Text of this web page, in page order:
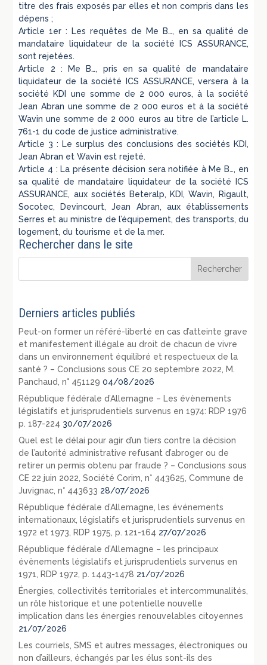
titre des frais exposés par elles et non compris dans les
dépens ;
Article 1er : Les requêtes de Me B…, en sa qualité de
mandataire liquidateur de la société ICS ASSURANCE,
sont rejetées.
Article 2 : Me B…, pris en sa qualité de mandataire
liquidateur de la société ICS ASSURANCE, versera à la
société KDI une somme de 2 000 euros, à la société
Jean Abran une somme de 2 000 euros et à la société
Wavin une somme de 2 000 euros au titre de l’article L.
761-1 du code de justice administrative.
Article 3 : Le surplus des conclusions des sociétés KDI,
Jean Abran et Wavin est rejeté.
Article 4 : La présente décision sera notifiée à Me B…, en
sa qualité de mandataire liquidateur de la société ICS
ASSURANCE, aux sociétés Beteralp, KDI, Wavin, Rigault,
Socotec, Devincourt, Jean Abran, aux établissements
Serres et au ministre de l’équipement, des transports, du
logement, du tourisme et de la mer.
Rechercher dans le site
Derniers articles publiés
Peut-on former un référé-liberté en cas d’atteinte grave
et manifestement illégale au droit de chacun de vivre
dans un environnement équilibré et respectueux de la
santé ? – Conclusions sous CE 20 septembre 2022, M.
Panchaud, n° 451129 04/08/2026
République fédérale d’Allemagne – Les évènements
législatifs et jurisprudentiels survenus en 1974: RDP 1976
p. 187-224 30/07/2026
Quel est le délai pour agir d’un tiers contre la décision
de l’autorité administrative refusant d’abroger ou de
retirer un permis obtenu par fraude ? – Conclusions sous
CE 22 juin 2022, Société Corim, n° 443625, Commune de
Juvignac, n° 443633 28/07/2026
République fédérale d’Allemagne, les événements
internationaux, législatifs et jurisprudentiels survenus en
1972 et 1973, RDP 1975, p. 121-164 27/07/2026
République fédérale d’Allemagne – les principaux
évènements législatifs et jurisprudentiels survenus en
1971, RDP 1972, p. 1443-1478 21/07/2026
Énergies, collectivités territoriales et intercommunalités,
un rôle historique et une potentielle nouvelle
implication dans les énergies renouvelables citoyennes
21/07/2026
Les courriels, SMS et autres messages, électroniques ou
non d’ailleurs, échangés par les élus sont-ils des